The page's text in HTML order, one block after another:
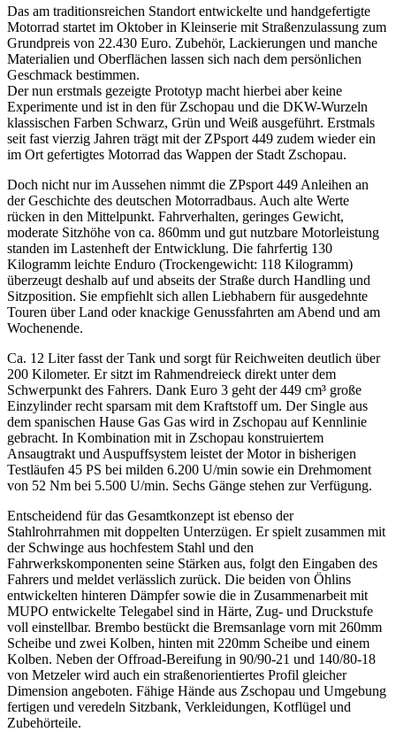
Das am traditionsreichen Standort entwickelte und handgefertigte
Motorrad startet im Oktober in Kleinserie mit Straßenzulassung zum
Grundpreis von 22.430 Euro. Zubehör, Lackierungen und manche
Materialien und Oberflächen lassen sich nach dem persönlichen
Geschmack bestimmen.
Der nun erstmals gezeigte Prototyp macht hierbei aber keine
Experimente und ist in den für Zschopau und die DKW-Wurzeln
klassischen Farben Schwarz, Grün und Weiß ausgeführt. Erstmals
seit fast vierzig Jahren trägt mit der ZPsport 449 zudem wieder ein
im Ort gefertigtes Motorrad das Wappen der Stadt Zschopau.
Doch nicht nur im Aussehen nimmt die ZPsport 449 Anleihen an
der Geschichte des deutschen Motorradbaus. Auch alte Werte
rücken in den Mittelpunkt. Fahrverhalten, geringes Gewicht,
moderate Sitzhöhe von ca. 860mm und gut nutzbare Motorleistung
standen im Lastenheft der Entwicklung. Die fahrfertig 130
Kilogramm leichte Enduro (Trockengewicht: 118 Kilogramm)
überzeugt deshalb auf und abseits der Straße durch Handling und
Sitzposition. Sie empfiehlt sich allen Liebhabern für ausgedehnte
Touren über Land oder knackige Genussfahrten am Abend und am
Wochenende.
Ca. 12 Liter fasst der Tank und sorgt für Reichweiten deutlich über
200 Kilometer. Er sitzt im Rahmendreieck direkt unter dem
Schwerpunkt des Fahrers. Dank Euro 3 geht der 449 cm³ große
Einzylinder recht sparsam mit dem Kraftstoff um. Der Single aus
dem spanischen Hause Gas Gas wird in Zschopau auf Kennlinie
gebracht. In Kombination mit in Zschopau konstruiertem
Ansaugtrakt und Auspuffsystem leistet der Motor in bisherigen
Testläufen 45 PS bei milden 6.200 U/min sowie ein Drehmoment
von 52 Nm bei 5.500 U/min. Sechs Gänge stehen zur Verfügung.
Entscheidend für das Gesamtkonzept ist ebenso der
Stahlrohrrahmen mit doppelten Unterzügen. Er spielt zusammen mit
der Schwinge aus hochfestem Stahl und den
Fahrwerkskomponenten seine Stärken aus, folgt den Eingaben des
Fahrers und meldet verlässlich zurück. Die beiden von Öhlins
entwickelten hinteren Dämpfer sowie die in Zusammenarbeit mit
MUPO entwickelte Telegabel sind in Härte, Zug- und Druckstufe
voll einstellbar. Brembo bestückt die Bremsanlage vorn mit 260mm
Scheibe und zwei Kolben, hinten mit 220mm Scheibe und einem
Kolben. Neben der Offroad-Bereifung in 90/90-21 und 140/80-18
von Metzeler wird auch ein straßenorientiertes Profil gleicher
Dimension angeboten. Fähige Hände aus Zschopau und Umgebung
fertigen und veredeln Sitzbank, Verkleidungen, Kotflügel und
Zubehörteile.